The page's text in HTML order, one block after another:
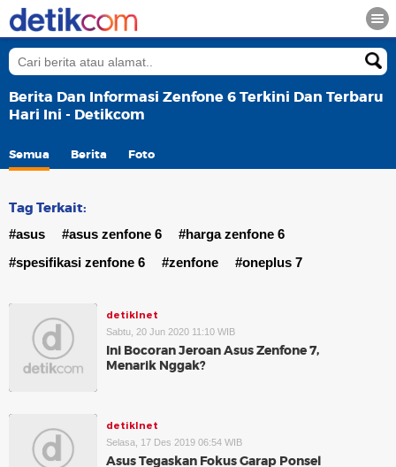
Berita Dan Informasi Zenfone 6 Terkini Dan Terbaru
Hari Ini - Detikcom
Semua Berita Foto
Tag Terkait:
#asus #asus zenfone 6
#harga zenfone 6
#spesifikasi zenfone 6
#zenfone #oneplus 7
detikInet
Sabtu, 20 Jun 2020 11:10 WIB
Ini Bocoran Jeroan Asus Zenfone 7,
Menarik Nggak?
detikInet
Selasa, 17 Des 2019 06:54 WIB
Asus Tegaskan Fokus Garap Ponsel